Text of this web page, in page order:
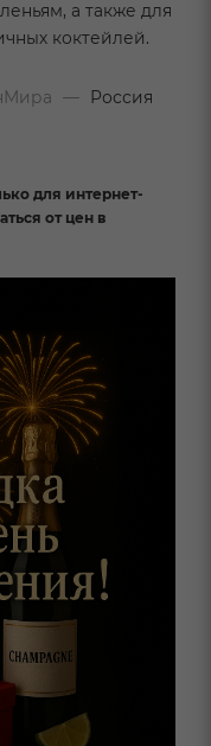
а также для
коктейлей.
— Россия
для интернет-
от цен в